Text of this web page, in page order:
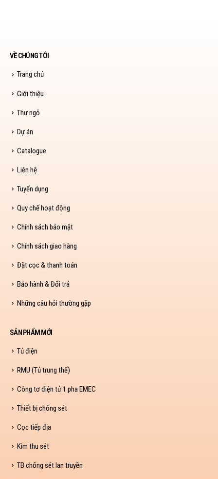
VỀ CHÚNG TÔI
Trang chủ
Giới thiệu
Thư ngỏ
Dự án
Catalogue
Liên hệ
Tuyển dụng
Quy chế hoạt động
Chính sách bảo mật
Chính sách giao hàng
Đặt cọc & thanh toán
Bảo hành & Đổi trả
Những câu hỏi thường gặp
SẢN PHẨM MỚI
Tủ điện
RMU (Tủ trung thế)
Công tơ điện tử 1 pha EMEC
Thiết bị chống sét
Cọc tiếp địa
Kim thu sét
TB chống sét lan truyền